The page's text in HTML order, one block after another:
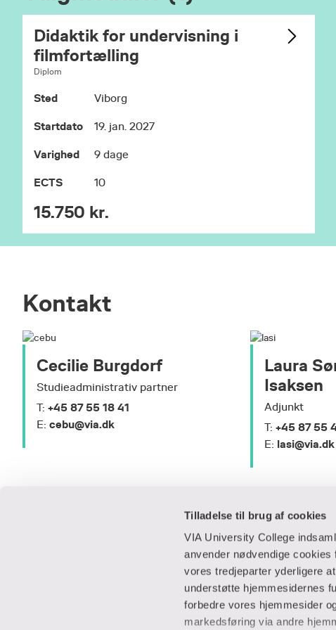
Tilladelse til brug af cookies
VIA University College
anvender nødvendige
vores tredjeparter yderligere
understøtte hjemmesidernes
forbedre vores hjemmesider
markedsføring via andre
Didaktik for undervisning i
filmfortælling
Diplom
Sted Viborg
Startdato 19. jan. 2027
Varighed 9 dage
ECTS 10
15.750 kr.
Kontakt
Cecilie Burgdorf
Studieadministrativ partner
T: +45 87 55 18 41
E: cebu@via.dk
Laura
Isaksen
Adjunkt
T: +45 87 55
E: lasi@via.dk
Samarbejde
IT-supportcenter